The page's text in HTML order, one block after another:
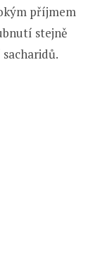
příjmem
stejně